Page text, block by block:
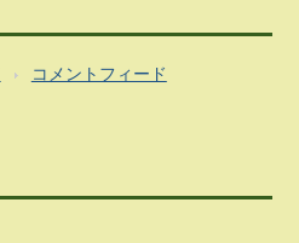
コメントフィード